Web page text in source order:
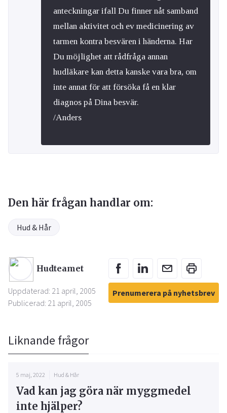
anteckningar ifall Du finner nåt samband
mellan aktivitet och ev medicinering av
tarmen kontra besvären i händerna. Har
Du möjlighet att rådfråga annan
hudläkare kan detta kanske vara bra, om
inte annat för att försöka få en klar
diagnos på Dina besvär.
/Anders
Den här frågan handlar om:
Hud & Hår
Hudteamet
Uppdaterad: 21 april, 2005
Publicerad: 21 april, 2005
Prenumerera på nyhetsbrev
Liknande frågor
5 maj, 2022 Hud & Hår
Vad kan jag göra när myggmedel
inte hjälper?